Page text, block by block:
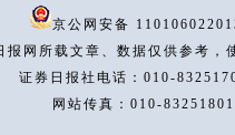
京公网安备
报网所载文章、数据仅供参考，
证券日报社电话：010-
网站传真：010-83251801